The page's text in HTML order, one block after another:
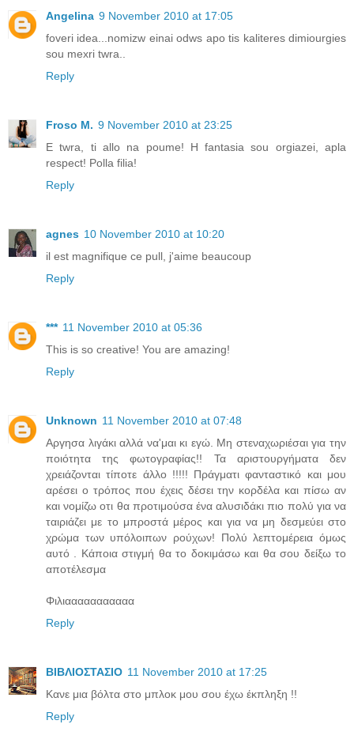
Angelina 9 November 2010 at 17:05
foveri idea...nomizw einai odws apo tis kaliteres dimiourgies
sou mexri twra..
Reply
Froso M. 9 November 2010 at 23:25
E twra, ti allo na poume! H fantasia sou orgiazei, apla
respect! Polla filia!
Reply
agnes 10 November 2010 at 10:20
il est magnifique ce pull, j'aime beaucoup
Reply
*** 11 November 2010 at 05:36
This is so creative! You are amazing!
Reply
Unknown 11 November 2010 at 07:48
Αργησα λιγάκι αλλά να'μαι κι εγώ. Μη στεναχωριέσαι για την
ποιότητα της φωτογραφίας!! Τα αριστουργήματα δεν
χρειάζονται τίποτε άλλο !!!!! Πράγματι φανταστικό και μου
αρέσει ο τρόπος που έχεις δέσει την κορδέλα και πίσω αν
και νομίζω οτι θα προτιμούσα ένα αλυσιδάκι πιο πολύ για να
ταιριάζει με το μπροστά μέρος και για να μη δεσμεύει στο
χρώμα των υπόλοιπων ρούχων! Πολύ λεπτομέρεια όμως
αυτό . Κάποια στιγμή θα το δοκιμάσω και θα σου δείξω το
αποτέλεσμα
Φιλιααααααααααα
Reply
ΒΙΒΛΙΟΣΤΑΣΙΟ 11 November 2010 at 17:25
Κανε μια βόλτα στο μπλοκ μου σου έχω έκπληξη !!
Reply